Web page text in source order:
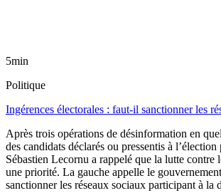
5min
Politique
Ingérences électorales : faut-il sanctionner les
Après trois opérations de désinformation en
des candidats déclarés ou pressentis à
Sébastien Lecornu a rappelé que la lutte contre
une priorité. La gauche appelle le
sanctionner les réseaux sociaux participant à la